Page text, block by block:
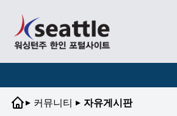
▸ 커뮤니티 ▸ 자유게시판